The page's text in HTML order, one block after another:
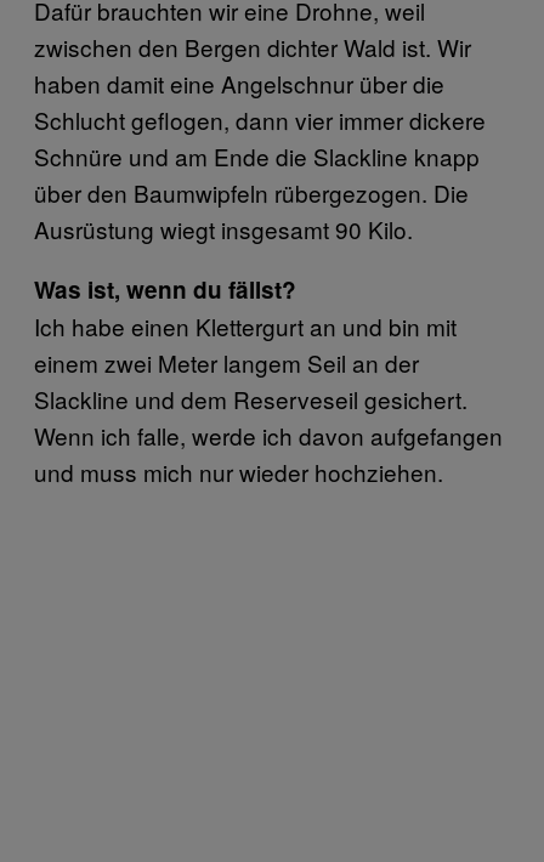
Dafür brauchten wir eine Drohne, weil
zwischen den Bergen dichter Wald ist. Wir
haben damit eine Angelschnur über die
Schlucht geflogen, dann vier immer dickere
Schnüre und am Ende die Slackline knapp
über den Baumwipfeln rübergezogen. Die
Ausrüstung wiegt insgesamt 90 Kilo.
Was ist, wenn du fällst?
Ich habe einen Klettergurt an und bin mit
einem zwei Meter langem Seil an der
Slackline und dem Reserveseil gesichert.
Wenn ich falle, werde ich davon aufgefangen
und muss mich nur wieder hochziehen.